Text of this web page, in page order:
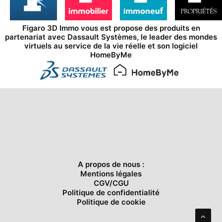
Figaro 3D Immo vous est propose des produits en
partenariat avec Dassault Systèmes, le leader des mondes
virtuels au service de la vie réelle et son logiciel
HomeByMe
A propos de nous :
Mentions légales
CGV/CGU
Politique de confidentialité
Politique de cookie